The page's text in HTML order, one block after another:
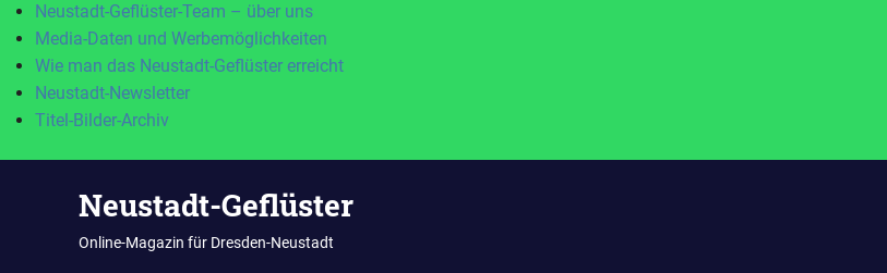
Neustadt-Geflüster-Team – über uns
Media-Daten und Werbemöglichkeiten
Wie man das Neustadt-Geflüster erreicht
Neustadt-Newsletter
Titel-Bilder-Archiv
Neustadt-Geflüster
Online-Magazin für Dresden-Neustadt